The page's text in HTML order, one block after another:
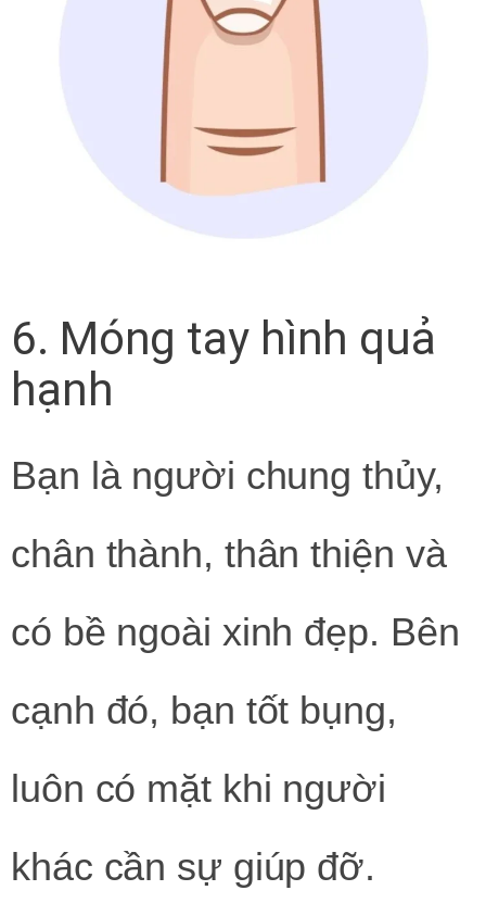
6. Móng tay hình quả
hạnh
Bạn là người chung thủy,
chân thành, thân thiện và
có bề ngoài xinh đẹp. Bên
cạnh đó, bạn tốt bụng,
luôn có mặt khi người
khác cần sự giúp đỡ.